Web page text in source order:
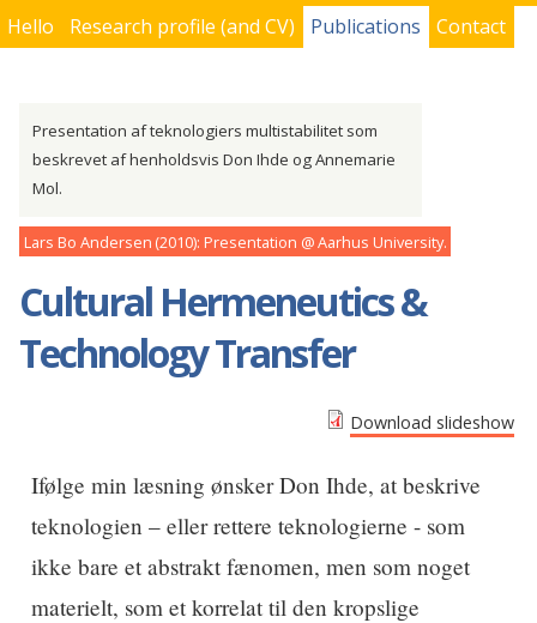
Hello Research profile (and CV) Publications Contact
Presentation af teknologiers multistabilitet som
beskrevet af henholdsvis Don Ihde og Annemarie
Mol.
Lars Bo Andersen 2010 Presentation Aarhus University
Cultural Hermeneutics &
Technology Transfer
Download slideshow
Ifølge min læsning ønsker Don Ihde, at beskrive
teknologien – eller rettere teknologierne - som
ikke bare et abstrakt fænomen, men som noget
materielt, som et korrelat til den kropslige